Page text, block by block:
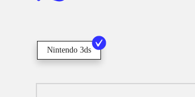
Nintendo 3ds